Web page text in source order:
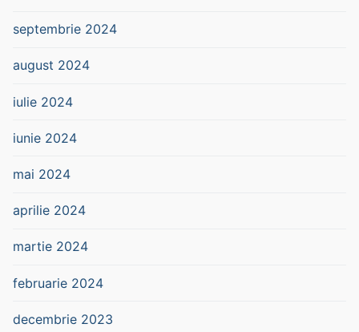
septembrie 2024
august 2024
iulie 2024
iunie 2024
mai 2024
aprilie 2024
martie 2024
februarie 2024
decembrie 2023